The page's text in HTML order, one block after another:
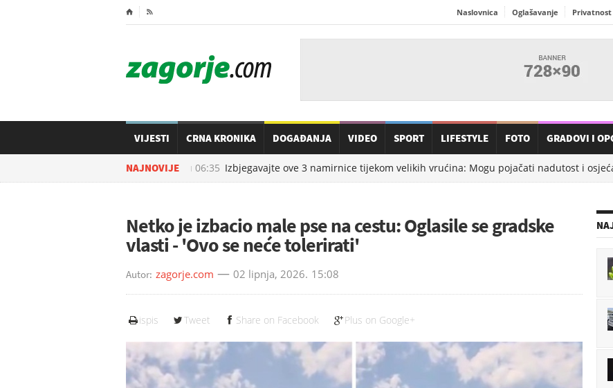
⌂  Naslovnica Oglašavanje Privatnost
VIJESTI CRNA KRONIKA DOGAĐANJA VIDEO SPORT LIFESTYLE FOTO GRADOVI I
NAJNOVIJE
07.08.2026. u 06:35 Izbjegavajte ove 3 namirnice tijekom velikih vrućina: Mogu pojačati nadutost i
Netko je izbacio male pse na cestu: Oglasile se gradske
vlasti - 'Ovo se neće tolerirati'
Autor: zagorje.com 02 lipnja, 2026. 15:08
ispis Tweet Share on Facebook Plus on Google+